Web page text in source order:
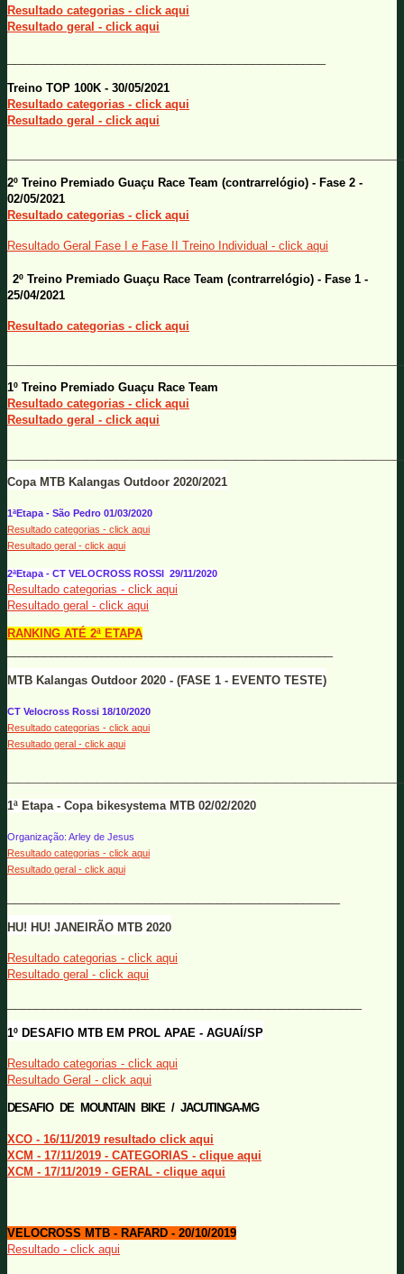
Resultado categorias - click aqui
Resultado geral - click aqui
Treino TOP 100K - 30/05/2021
Resultado categorias - click aqui
Resultado geral - click aqui
2º Treino Premiado Guaçu Race Team (contrarrelógio) - Fase 2 -
02/05/2021
Resultado categorias - click aqui
Resultado Geral Fase I e Fase II Treino Individual - click aqui
2º Treino Premiado Guaçu Race Team (contrarrelógio) - Fase 1 -
25/04/2021
Resultado categorias - click aqui
1º Treino Premiado Guaçu Race Team
Resultado categorias - click aqui
Resultado geral - click aqui
Copa MTB Kalangas Outdoor 2020/2021
1ªEtapa - São Pedro 01/03/2020
Resultado categorias - click aqui
Resultado geral - click aqui
2ªEtapa - CT VELOCROSS ROSSI 29/11/2020
Resultado categorias - click aqui
Resultado geral - click aqui
RANKING ATÉ 2ª ETAPA
MTB Kalangas Outdoor 2020 - (FASE 1 - EVENTO TESTE)
CT Velocross Rossi 18/10/2020
Resultado categorias - click aqui
Resultado geral - click aqui
1ª Etapa - Copa bikesystema MTB 02/02/2020
Organização: Arley de Jesus
Resultado categorias - click aqui
Resultado geral - click aqui
HU! HU! JANEIRÃO MTB 2020
Resultado categorias - click aqui
Resultado geral - click aqui
1º DESAFIO MTB EM PROL APAE - AGUAÍ/SP
Resultado categorias - click aqui
Resultado Geral - click aqui
DESAFIO DE MOUNTAIN BIKE / JACUTINGA-MG
XCO - 16/11/2019 resultado click aqui
XCM - 17/11/2019 - CATEGORIAS - clique aqui
XCM - 17/11/2019 - GERAL - clique aqui
VELOCROSS MTB - RAFARD - 20/10/2019
Resultado - click aqui